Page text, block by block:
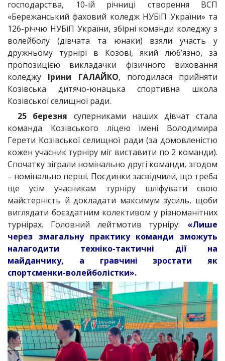
господарства, 10-ій річниці створення ВСП
«Бережанський фаховий коледж НУБіП України» та
126-річчю НУБіП України, збірні команди коледжу з
волейболу (дівчата та юнаки) взяли участь у
дружньому турнірі в Козові, який люб’язно, за
пропозицією викладачки фізичного виховання
коледжу Ірини ГАЛАЙКО, погодилася прийняти
Козівська дитячо-юнацька спортивна школа
Козівської селищної ради.
25 березня суперниками наших дівчат стала
команда Козівського ліцею імені Володимира
Герети Козівської селищної ради (за домовленістю
кожен учасник турніру міг виставити по 2 команди).
Спочатку зіграли номінально другі команди, згодом
– номінально перші. Поєдинки засвідчили, що треба
ще усім учасникам турніру шліфувати свою
майстерність й докладати максимум зусиль, щоби
виглядати боєздатним колективом у різноманітних
турнірах. Головний лейтмотив турніру: «Лише
через змагальну практику команди зможуть
налагодити техніко-тактичні дії на
майданчику, а гравчині зростати як
спортсменки-волейболістки».